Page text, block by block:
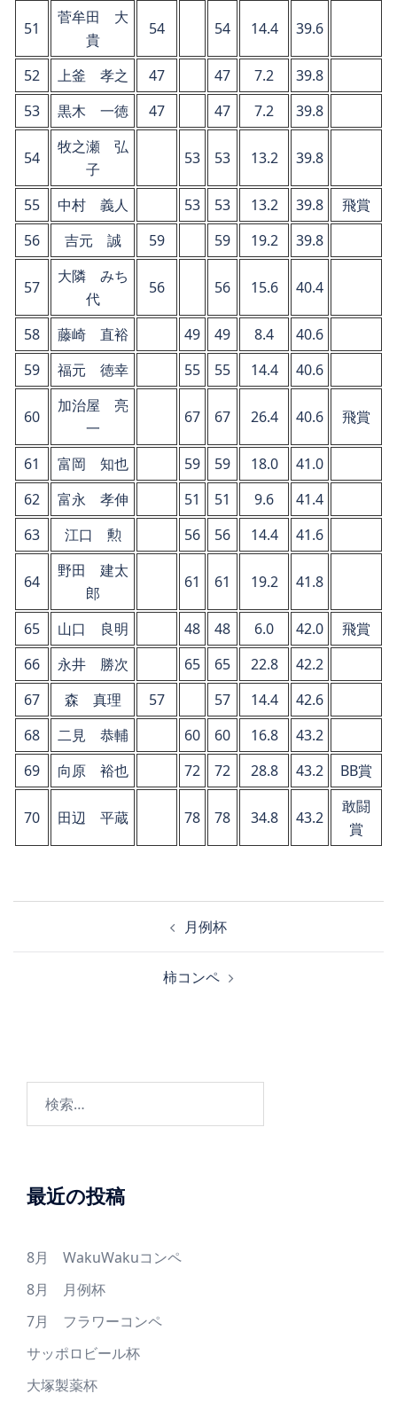
51
菅牟田 大
貴
54 54 14.4 39.6
52 上釜 孝之 47 47 7.2
39.8
53
黒木 一徳 47 47 7.2 39.8
54
牧之瀬 弘
子
53 53 13.2 39.8
55 中村 義人 53 53 13.2 39.8
飛賞
56
吉元 誠 59 59 19.2 39.8
57
大隣 みち
代
56 56 15.6 40.4
58 藤崎 直裕 49 49 8.4
40.6
59
福元 徳幸 55 55 14.4 40.6
60
加治屋 亮
一
67 67 26.4 40.6 飛賞
61 富岡 知也 59 59 18.0
41.0
62
富永 孝伸 51 51 9.6
41.4
63
江口 勲 56 56 14.4 41.6
64
野田 建太
郎
61 61 19.2 41.8
65 山口 良明 48 48 6.0 42.0
飛賞
66
永井 勝次 65 65 22.8
42.2
67
森 真理 57 57 14.4
42.6
68
二見 恭輔 60 60 16.8
43.2
69
向原 裕也 72 72 28.8 43.2 BB賞
70 田辺 平蔵 78 78 34.8 43.2
敢闘
賞
ョ
月例杯
柿コンペ
最近の投稿
8月 WakuWakuコンペ
8月 月例杯
7月 フラワーコンペ
サッポロビール杯
大塚製薬杯